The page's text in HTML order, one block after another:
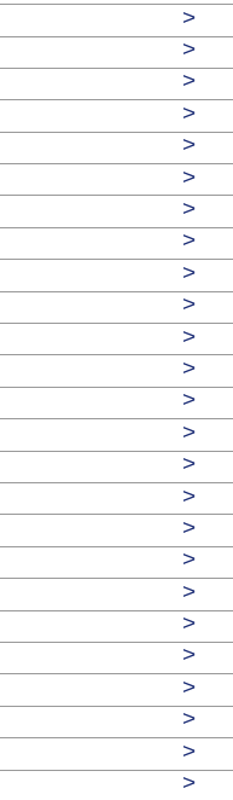
>
>
>
>
>
>
>
>
>
>
>
>
>
>
>
>
>
>
>
>
>
>
>
>
>